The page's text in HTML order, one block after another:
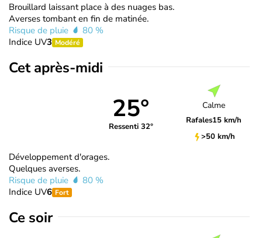
Brouillard laissant place à des nuages bas.
Averses tombant en fin de matinée.
Risque de pluie
80 %
Indice UV3 Modéré
Cet après-midi
25°
Ressenti 32°
Calme
Rafales15 km/h
>50 km/h
Développement d'orages.
Quelques averses.
Risque de pluie
80 %
Indice UV6 Fort
Ce soir